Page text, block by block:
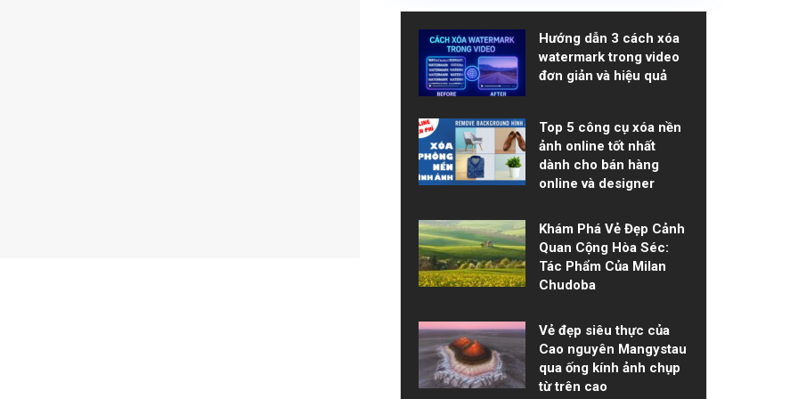
Hướng dẫn 3 cách xóa
watermark trong video
đơn giản và hiệu quả
Top 5 công cụ xóa nền
ảnh online tốt nhất
dành cho bán hàng
online và designer
Khám Phá Vẻ Đẹp Cảnh
Quan Cộng Hòa Séc:
Tác Phẩm Của Milan
Chudoba
Vẻ đẹp siêu thực của
Cao nguyên Mangystau
qua ống kính ảnh chụp
từ trên cao